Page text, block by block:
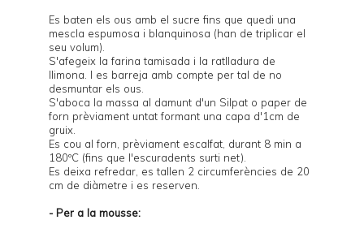
Es baten els ous amb el sucre fins que quedi una
mescla espumosa i blanquinosa (han de triplicar el
seu volum).
S'afegeix la farina tamisada i la ratlladura de
llimona. I es barreja amb compte per tal de no
desmuntar els ous.
S'aboca la massa al damunt d'un Silpat o paper de
forn prèviament untat formant una capa d'1cm de
gruix.
Es cou al forn, prèviament escalfat, durant 8 min a
180ºC (fins que l'escuradents surti net).
Es deixa refredar, es tallen 2 circumferències de 20
cm de diàmetre i es reserven.
- Per a la mousse: